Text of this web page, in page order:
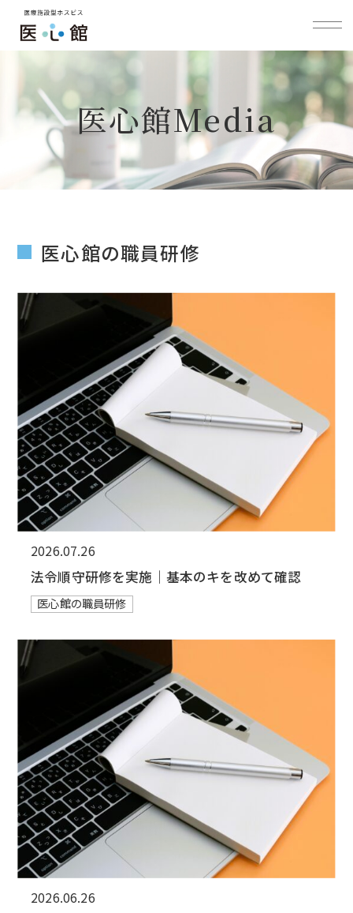
医心館Media
医心館の職員研修
2026.07.26
法令順守研修を実施｜基本のキを改めて確認
医心館の職員研修
2026.06.26